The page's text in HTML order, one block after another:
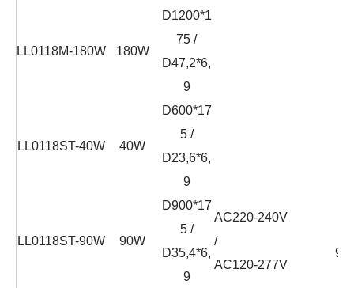
LL0118M-180W 180W
D1200*1
75 /
D47,2*6,
9
LL0118ST-40W 40W
D600*17
5 /
D23,6*6,
9
AC220-240V
/
AC120-277V
90
LL0118ST-90W 90W
D900*17
5 /
D35,4*6,
9